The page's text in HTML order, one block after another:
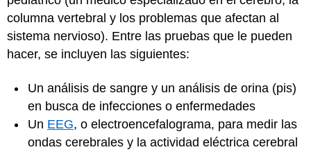
columna vertebral y los problemas que afectan al
sistema nervioso). Entre las pruebas que le pueden
hacer, se incluyen las siguientes:
Un análisis de sangre y un análisis de orina (pis)
en busca de infecciones o enfermedades
Un EEG, o electroencefalograma, para medir las
ondas cerebrales y la actividad eléctrica cerebral